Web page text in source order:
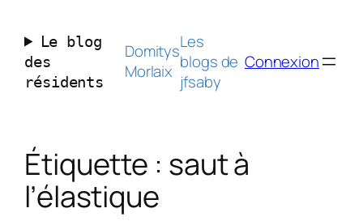
contenuLe blog
des
résidents
Domitys
Morlaix
Les
blogs de
jfsaby
Connexion
Étiquette : saut à
l’élastique